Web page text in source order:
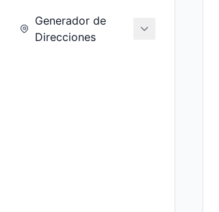
Generador de
Direcciones